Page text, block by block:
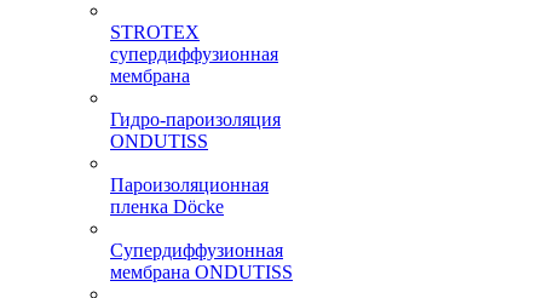
STROTEX
супердиффузионная
мембрана
Гидро-пароизоляция
ONDUTISS
Пароизоляционная
пленка Döcke
Супердиффузионная
мембрана ONDUTISS